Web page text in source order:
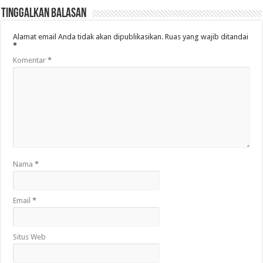
Tinggalkan Balasan
Alamat email Anda tidak akan dipublikasikan. Ruas yang wajib ditandai
*
Komentar*
Nama*
Email*
Situs Web